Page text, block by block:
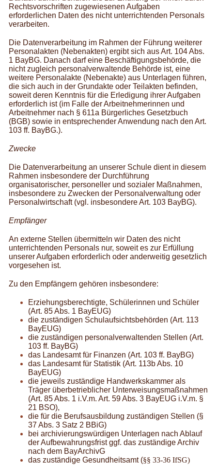
Rechtsvorschriften zugewiesenen Aufgaben
erforderlichen Daten des nicht unterrichtenden Personals
verarbeiten.
Die Datenverarbeitung im Rahmen der Führung weiterer
Personalakten (Nebenakten) ergibt sich aus Art. 104 Abs.
1 BayBG. Danach darf eine Beschäftigungsbehörde, die
nicht zugleich personalverwaltende Behörde ist, eine
weitere Personalakte (Nebenakte) aus Unterlagen führen,
die sich auch in der Grundakte oder Teilakten befinden,
soweit deren Kenntnis für die Erledigung ihrer Aufgaben
erforderlich ist (im Falle der Arbeitnehmerinnen und
Arbeitnehmer nach § 611a Bürgerliches Gesetzbuch
(BGB) sowie in entsprechender Anwendung nach den Art.
103 ff. BayBG.).
Zwecke
Die Datenverarbeitung an unserer Schule dient in diesem
Rahmen insbesondere der Durchführung
organisatorischer, personeller und sozialer Maßnahmen,
insbesondere zu Zwecken der Personalverwaltung oder
Personalwirtschaft (vgl. insbesondere Art. 103 BayBG).
Empfänger
An externe Stellen übermitteln wir Daten des nicht
unterrichtenden Personals nur, soweit es zur Erfüllung
unserer Aufgaben erforderlich oder anderweitig gesetzlich
vorgesehen ist.
Zu den Empfängern gehören insbesondere:
Erziehungsberechtigte, Schülerinnen und Schüler
(Art. 85 Abs. 1 BayEUG)
die zuständigen Schulaufsichtsbehörden (Art. 113
BayEUG)
die zuständigen personalverwaltenden Stellen (Art.
103 ff. BayBG)
das Landesamt für Finanzen (Art. 103 ff. BayBG)
das Landesamt für Statistik (Art. 113b Abs. 10
BayEUG)
die jeweils zuständige Handwerkskammer als
Träger überbetrieblicher Unterweisungsmaßnahmen
(Art. 85 Abs. 1 i.V.m. Art. 59 Abs. 3 BayEUG i.V.m. §
21 BSO),
die für die Berufsausbildung zuständigen Stellen (§
37 Abs. 3 Satz 2 BBiG)
bei archivierungswürdigen Unterlagen nach Ablauf
der Aufbewahrungsfrist ggf. das zuständige Archiv
nach dem BayArchivG
das zuständige Gesundheitsamt (§§ 33-36 IfSG)